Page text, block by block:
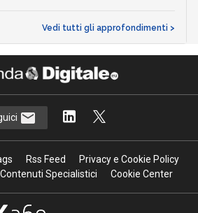
Vedi tutti gli approfondimenti >
Rss Feed
Privacy e Cookie Policy
Specialistici
Cookie Center